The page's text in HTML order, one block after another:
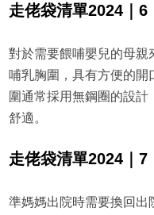
走佬袋清單2024｜6
對於需要餵哺嬰兒的母親
哺乳胸圍，具有方便的開
圍通常採用無鋼圈的設
舒適。
走佬袋清單2024｜7
準媽媽出院時需要換回出